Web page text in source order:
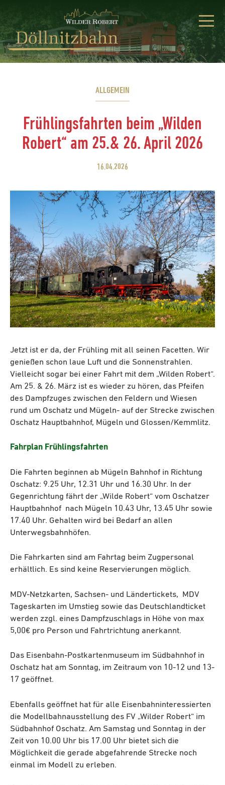
ALLGEMEIN
Frühlingsfahrten beim „Wilden
Robert“ am 25.& 26. April 2026
16.04.2026
Jetzt ist er da, der Frühling mit all seinen Facetten. Wir
genießen schon laue Luft und die Sonnenstrahlen.
Vielleicht sogar bei einer Fahrt mit dem „Wilden Robert“.
Am 25. & 26. März ist es wieder zu hören, das Pfeifen
des Dampfzuges zwischen den Feldern und Wiesen
rund um Oschatz und Mügeln- auf der Strecke zwischen
Oschatz Hauptbahnhof, Mügeln und Glossen/Kemmlitz.
Fahrplan Frühlingsfahrten
Die Fahrten beginnen ab Mügeln Bahnhof in Richtung
Oschatz: 9.25 Uhr, 12.31 Uhr und 16.30 Uhr. In der
Gegenrichtung fährt der „Wilde Robert“ vom Oschatzer
Hauptbahnhof nach Mügeln 10.43 Uhr, 13.45 Uhr sowie
17.40 Uhr. Gehalten wird bei Bedarf an allen
Unterwegsbahnhöfen.
Die Fahrkarten sind am Fahrtag beim Zugpersonal
erhältlich. Es sind keine Reservierungen möglich.
MDV-Netzkarten, Sachsen- und Ländertickets, MDV
Tageskarten im Umstieg sowie das Deutschlandticket
werden zzgl. eines Dampfzuschlags in Höhe von max
5,00€ pro Person und Fahrtrichtung anerkannt.
Das Eisenbahn-Postkartenmuseum im Südbahnhof in
Oschatz hat am Sonntag, im Zeitraum von 10-12 und 13-
17 geöffnet.
Ebenfalls geöffnet hat für alle Eisenbahninteressierten
die Modellbahnausstellung des FV „Wilder Robert“ im
Südbahnhof Oschatz. Am Samstag und Sonntag in der
Zeit von 10.00 Uhr bis 17.00 Uhr bietet sich die
Möglichkeit die gerade abgefahrende Strecke noch
einmal im Modell zu erleben.